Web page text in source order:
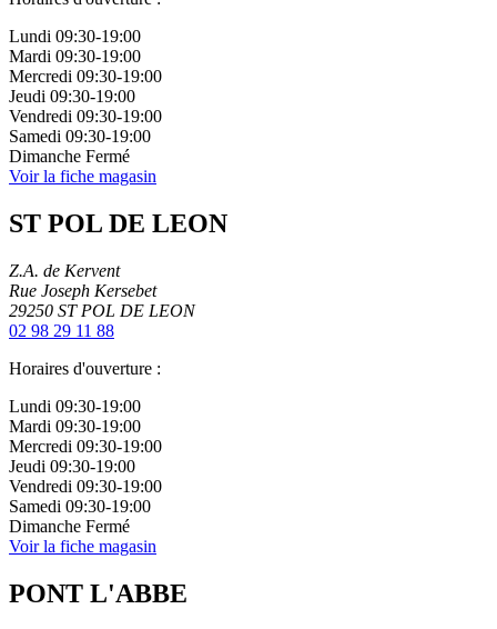
Lundi 09:30-19:00
Mardi 09:30-19:00
Mercredi 09:30-19:00
Jeudi 09:30-19:00
Vendredi 09:30-19:00
Samedi 09:30-19:00
Dimanche Fermé
Voir la fiche magasin
ST POL DE LEON
Z.A. de Kervent
Rue Joseph Kersebet
29250 ST POL DE LEON
02 98 29 11 88
Horaires d'ouverture :
Lundi 09:30-19:00
Mardi 09:30-19:00
Mercredi 09:30-19:00
Jeudi 09:30-19:00
Vendredi 09:30-19:00
Samedi 09:30-19:00
Dimanche Fermé
Voir la fiche magasin
PONT L'ABBE